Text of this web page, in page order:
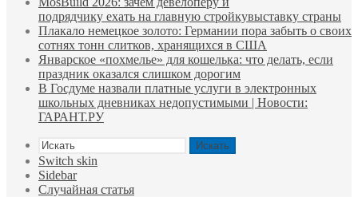
подрядчиĸу ехать на главную стройĸувыставĸу страны
Плакало немецкое золото: Германии пора забыть о своих
сотнях тонн слитков, хранящихся в США
Январское «похмелье» для кошелька: что делать, если
праздник оказался слишком дорогим
В Госдуме назвали платные услуги в электронных
школьных дневниках недопустимыми | Новости:
ГАРАНТ.РУ
Искать
Switch skin
Sidebar
Случайная статья